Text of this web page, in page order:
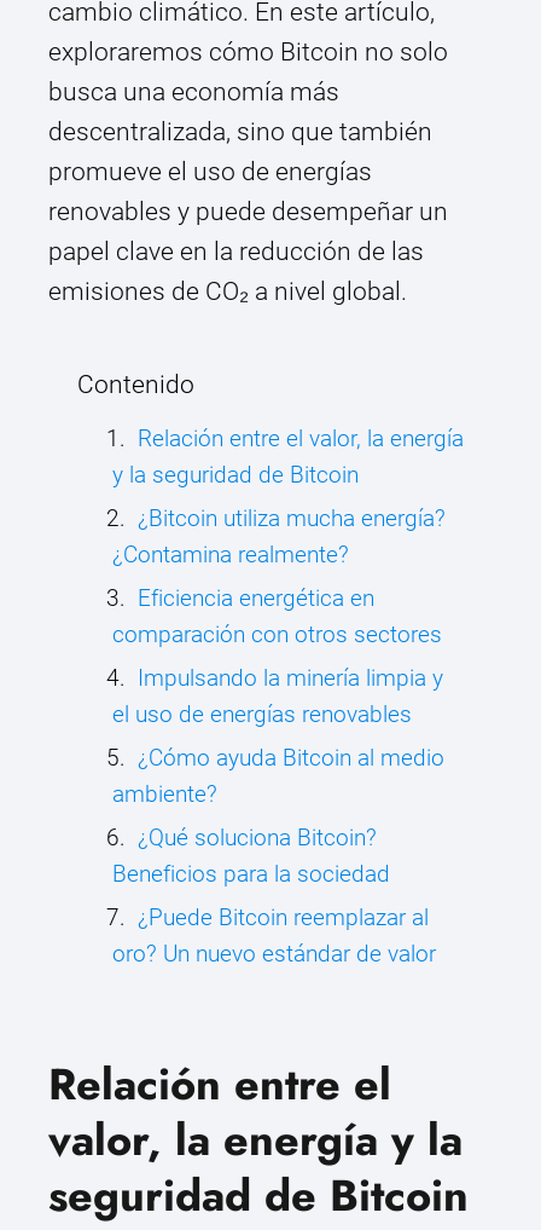
cambio climático. En este artículo,
exploraremos cómo Bitcoin no solo
busca una economía más
descentralizada, sino que también
promueve el uso de energías
renovables y puede desempeñar un
papel clave en la reducción de las
emisiones de CO₂ a nivel global.
Contenido
Relación entre el valor, la energía
y la seguridad de Bitcoin
¿Bitcoin utiliza mucha energía?
¿Contamina realmente?
Eficiencia energética en
comparación con otros sectores
Impulsando la minería limpia y
el uso de energías renovables
¿Cómo ayuda Bitcoin al medio
ambiente?
¿Qué soluciona Bitcoin?
Beneficios para la sociedad
¿Puede Bitcoin reemplazar al
oro? Un nuevo estándar de valor
Relación entre el
valor, la energía y la
seguridad de Bitcoin